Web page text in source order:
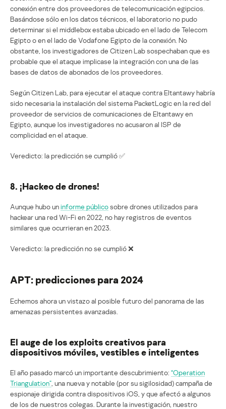
conexión entre dos proveedores de telecomunicación egipcios.
Basándose sólo en los datos técnicos, el laboratorio no pudo
determinar si el middlebox estaba ubicado en el lado de Telecom
Egipto o en el lado de Vodafone Egipto de la conexión. No
obstante, los investigadores de Citizen Lab sospechaban que es
probable que el ataque implicase la integración con una de las
bases de datos de abonados de los proveedores.
Según Citizen Lab, para ejecutar el ataque contra Eltantawy habría
sido necesaria la instalación del sistema PacketLogic en la red del
proveedor de servicios de comunicaciones de Eltantawy en
Egipto, aunque los investigadores no acusaron al ISP de
complicidad en el ataque.
Veredicto: la predicción se cumplió ✅
8. ¡Hackeo de drones!
Aunque hubo uninforme públicosobre drones utilizados para
hackear una red Wi-Fi en 2022, no hay registros de eventos
similares que ocurrieran en 2023.
Veredicto: la predicción no se cumplió ❌
APT: predicciones para 2024
Echemos ahora un vistazo al posible futuro del panorama de las
amenazas persistentes avanzadas.
El auge de los exploits creativos para
dispositivos móviles, vestibles e inteligentes
El año pasado marcó un importante descubrimiento: “Operation
Triangulation” , una nueva y notable (por su sigilosidad) campaña de
espionaje dirigida contra dispositivos iOS, y que afectó a algunos
de los de nuestros colegas. Durante la investigación, nuestro